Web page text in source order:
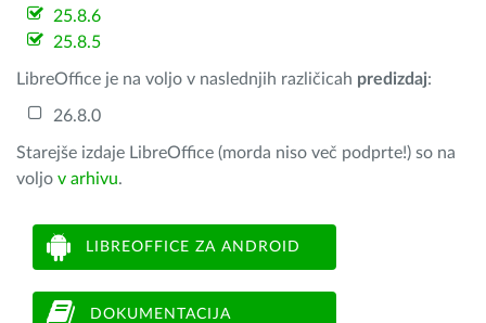
25.8.6
25.8.5
LibreOffice je na voljo v naslednjih različicah predizdaj:
26.8.0
Starejše izdaje LibreOffice (morda niso več podprte!) so na
voljo v arhivu.
LIBREOFFICE ZA ANDROID
DOKUMENTACIJA